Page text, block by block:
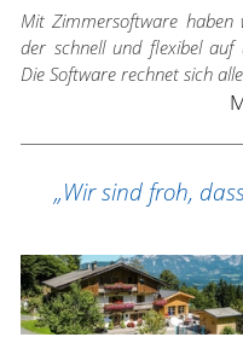
Mit Zimmersoftware
der schnell und flexibel auf
Die Software rechnet sich
„Wir sind froh,